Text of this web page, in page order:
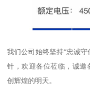
我们公司始终坚持“忠诚
针，欢迎各位莅临，诚邀
创辉煌的明天。